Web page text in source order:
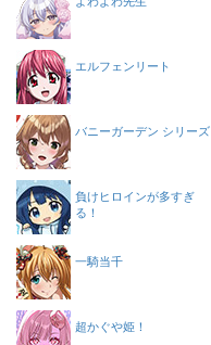
エルフェンリート
バニーガーデン シリーズ
負けヒロインが多すぎ
る！
一騎当千
超かぐや姫！